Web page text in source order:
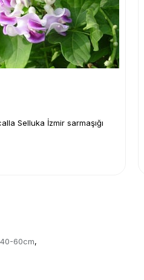
Selluka İzmir sarmaşığı
60cm,